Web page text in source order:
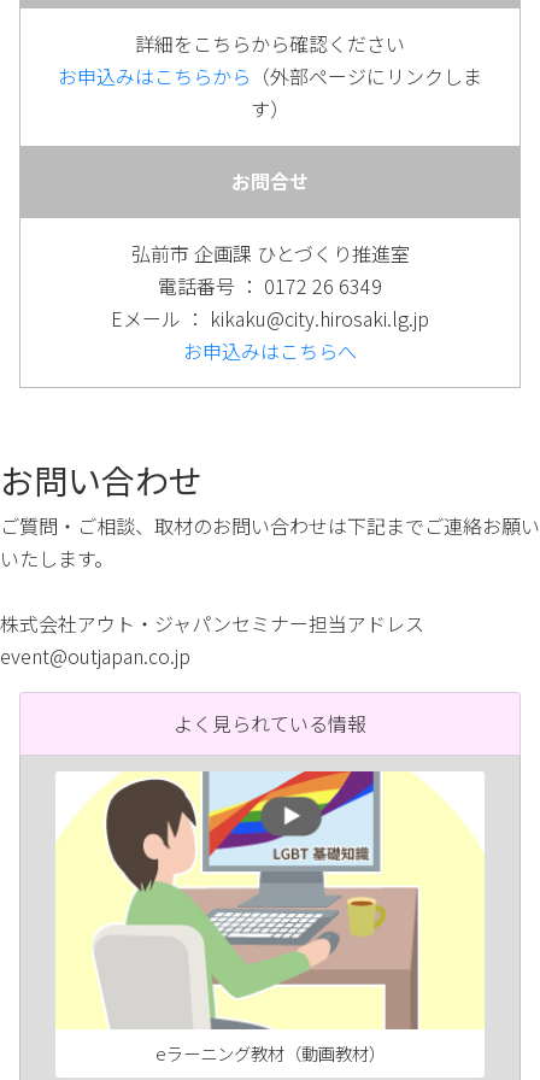
詳細をこちらから確認ください
お申込みはこちらから （外部ページにリンクしま
す）
お問合せ
弘前市 企画課 ひとづくり推進室
電話番号 ： 0172 26 6349
Eメール ： kikaku@city.hirosaki.lg.jp
お申込みはこちらへ
お問い合わせ
ご質問・ご相談、取材のお問い合わせは下記までご連絡お願い
いたします。
株式会社アウト・ジャパンセミナー担当アドレス
event@outjapan.co.jp
よく見られている情報
eラーニング教材（動画教材）